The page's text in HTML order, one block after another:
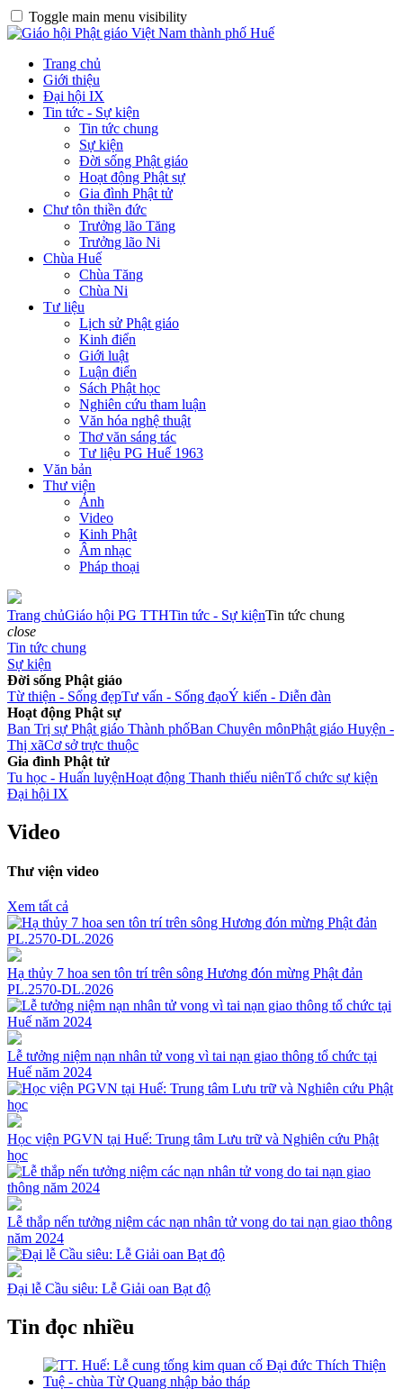
Toggle main menu visibility
Trang chủ
Giới thiệu
Đại hội IX
Tin tức - Sự kiện
Tin tức chung
Sự kiện
Đời sống Phật giáo
Hoạt động Phật sự
Gia đình Phật tử
Chư tôn thiền đức
Trưởng lão Tăng
Trưởng lão Ni
Chùa Huế
Chùa Tăng
Chùa Ni
Tư liệu
Lịch sử Phật giáo
Kinh điển
Giới luật
Luận điển
Sách Phật học
Nghiên cứu tham luận
Văn hóa nghệ thuật
Thơ văn sáng tác
Tư liệu PG Huế 1963
Văn bản
Thư viện
Ảnh
Video
Kinh Phật
Âm nhạc
Pháp thoại
Trang chủGiáo hội PG TTHTin tức - Sự kiệnTin tức chung
close
Tin tức chung
Sự kiện
Đời sống Phật giáo
Từ thiện - Sống đẹpTư vấn - Sống đạoÝ kiến - Diễn đàn
Hoạt động Phật sự
Ban Trị sự Phật giáo Thành phốBan Chuyên mônPhật giáo Huyện -
Thị xãCơ sở trực thuộc
Gia đình Phật tử
Tu học - Huấn luyệnHoạt động Thanh thiếu niênTổ chức sự kiện
Đại hội IX
Video
Thư viện video
Xem tất cả
Hạ thủy 7 hoa sen tôn trí trên sông Hương đón mừng Phật đản
PL.2570-DL.2026
Lễ tưởng niệm nạn nhân tử vong vì tai nạn giao thông tổ chức tại
Huế năm 2024
Học viện PGVN tại Huế: Trung tâm Lưu trữ và Nghiên cứu Phật
học
Lễ thắp nến tưởng niệm các nạn nhân tử vong do tai nạn giao thông
năm 2024
Đại lễ Cầu siêu: Lễ Giải oan Bạt độ
Tin đọc nhiều